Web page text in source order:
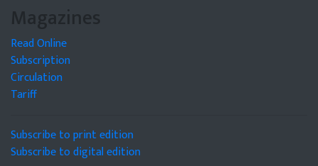
Magazines
Read Online
Subscription
Circulation
Tariff
Subscribe to print edition
Subscribe to digital edition